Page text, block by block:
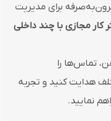
برای مدیریت
کار مجازی با چند داخلی
تماس‌ها را
هدایت کنید و تجربه
نمایید.